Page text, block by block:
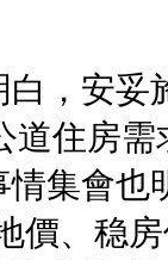
白，安
道住房
情集會
價、稳